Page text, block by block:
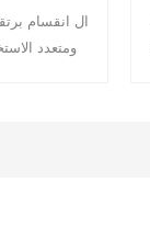
ال انقسام
ومتعدد